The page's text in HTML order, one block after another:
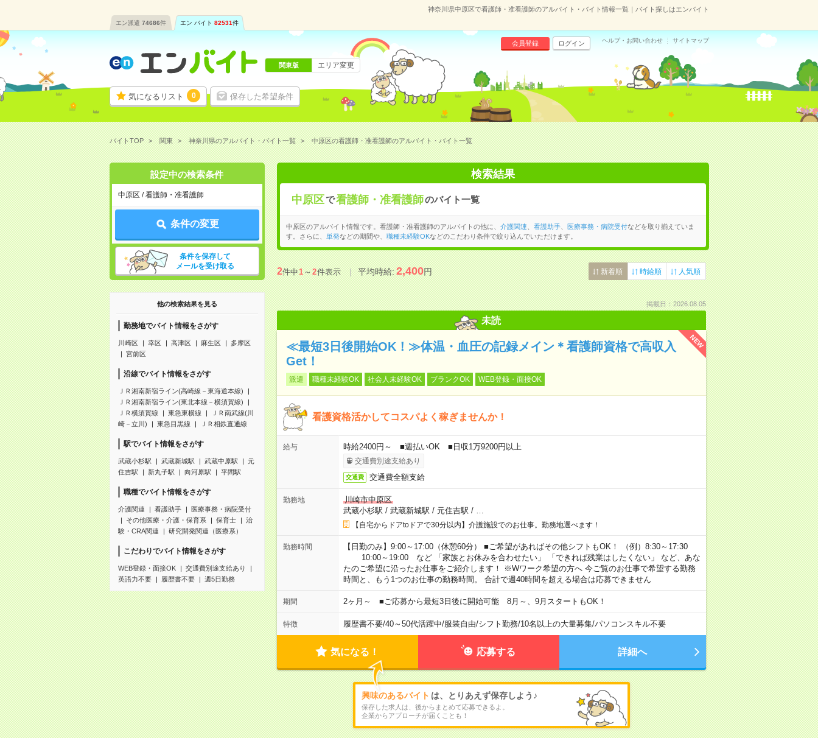
神奈川県中原区で看護師・准看護師のアルバイト・バイト情報一覧｜バイト探しはエンバイト
エン派遣 74686件 エン バイト 82531件
気になるリスト 0 保存した希望条件
会員登録 ログイン ヘルプ・お問い合わせ サイトマップ
関東版 エリア変更
バイトTOP 関東 神奈川県のアルバイト・バイト一覧 中原区の看護師・准看護師のアルバイト・バイト一覧
設定中の検索条件
中原区 / 看護師・准看護師
条件の変更
条件を保存して
メールを受け取る
他の検索結果を見る
勤務地でバイト情報をさがす
川崎区 幸区 高津区 麻生区
多摩区
宮前区
沿線でバイト情報をさがす
ＪＲ湘南新宿ライン(高崎線－東海道本線)
ＪＲ湘南新宿ライン(東北本線－横須賀線)
ＪＲ横須賀線
東急東横線
ＪＲ南武線(川
崎－立川)
東急目黒線 ＪＲ相鉄直通線
駅でバイト情報をさがす
武蔵小杉駅 武蔵新城駅 武蔵中原駅
元
住吉駅
新丸子駅 向河原駅 平間駅
職種でバイト情報をさがす
介護関連 看護助手
医療事務・病院受付
その他医療・介護・保育系
保育士
治
験・CRA関連
研究開発関連（医療系）
こだわりでバイト情報をさがす
WEB登録・面接OK
交通費別途支給あり
英語力不要
履歴書不要 週5日勤務
検索結果
中原区で看護師・准看護師のバイト一覧
中原区のアルバイト情報です。看護師・准看護師のアルバイトの他に、 介護関連 看護助手、 医療事務・病院受付などを取り揃えていま
す。さらに、
単発などの期間や、 職種未経験OKなどのこだわり条件で絞り込んでいただけます。
2件中1～2件表示 平均時給:2,400円 新着順 時給順 人気順
掲載日：2026.08.05
未読
NEW
≪最短3日後開始OK！≫体温・血圧の記録メイン＊看護師資格で高収入
Get！
派遣 職種未経験OK 社会人未経験OK ブランクOK WEB登録・面接OK
看護資格活かしてコスパよく稼ぎませんか！
給与 時給2400円～ ■週払いOK ■日収1万9200円以上
交通費別途支給あり
交通費 交通費全額支給
勤務地
川崎市中原区
武蔵小杉駅 / 武蔵新城駅 / 元住吉駅 /
【自宅からドアtoドアで30分以内】介護施設でのお仕事。勤務地選べます！
勤務時間
【日勤のみ】9:00～17:00（休憩60分） ■ご希望があればその他シフトもOK！ （例）8:30～17:30
10:00～19:00 など 「家族とお休みを合わせたい」 「できれば残業はしたくない」 など、あな
たのご希望に沿ったお仕事をご紹介します！ ※Wワーク希望の方へ 今ご覧のお仕事で希望する勤務
時間と、もう1つのお仕事の勤務時間。 合計で週40時間を超える場合は応募できません
期間 2ヶ月～ ■ご応募から最短3日後に開始可能 8月～、9月スタートもOK！
特徴 履歴書不要/40～50代活躍中/服装自由/シフト勤務/10名以上の大量募集/パソコンスキル不要
気になる！ 応募する 詳細へ
興味のあるバイト は、とりあえず保存しよう♪
保存した求人は、後からまとめて応募できるよ。
企業からアプローチが届くことも！